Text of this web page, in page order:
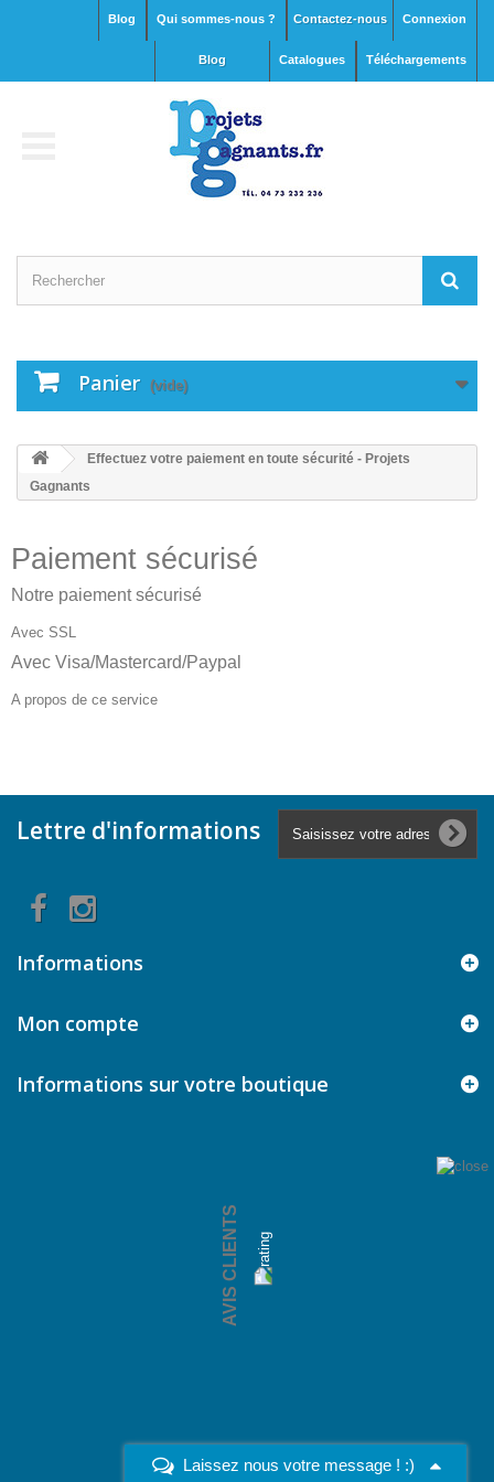
Laissez nous votre message ! :)
Connexion
Contactez-nous
Qui sommes-nous ?
Blog
Téléchargements
Catalogues
blog
Panier (vide)
Effectuez votre paiement en toute sécurité - Projets
Gagnants
Paiement sécurisé
Notre paiement sécurisé
Avec SSL
Avec Visa/Mastercard/Paypal
A propos de ce service
Lettre d'informations
Informations
Mon compte
Informations sur votre boutique
AVIS CLIENTS